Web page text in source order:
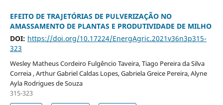
EFEITO DE TRAJETÓRIAS DE PULVERIZAÇÃO NO
AMASSAMENTO DE PLANTAS E PRODUTIVIDADE DE MILHO
DOI: https://doi.org/10.17224/EnergAgric.2021v36n3p315-
323
Wesley Matheus Cordeiro Fulgêncio Taveira, Tiago Pereira da Silva
Correia , Arthur Gabriel Caldas Lopes, Gabriela Greice Pereira, Alyne
Ayla Rodrigues de Souza
315-323